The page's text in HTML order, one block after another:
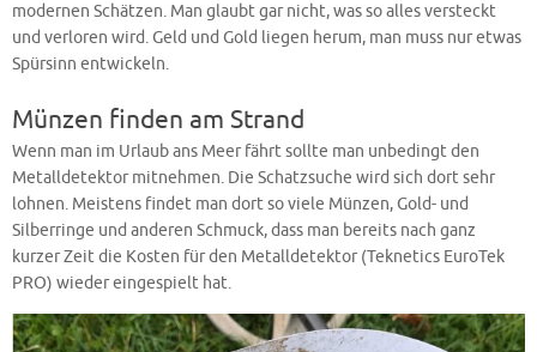
modernen Schätzen. Man glaubt gar nicht, was so alles versteckt
und verloren wird. Geld und Gold liegen herum, man muss nur etwas
Spürsinn entwickeln.
Münzen finden am Strand
Wenn man im Urlaub ans Meer fährt sollte man unbedingt den
Metalldetektor mitnehmen. Die Schatzsuche wird sich dort sehr
lohnen. Meistens findet man dort so viele Münzen, Gold- und
Silberringe und anderen Schmuck, dass man bereits nach ganz
kurzer Zeit die Kosten für den Metalldetektor (Teknetics EuroTek
PRO) wieder eingespielt hat.